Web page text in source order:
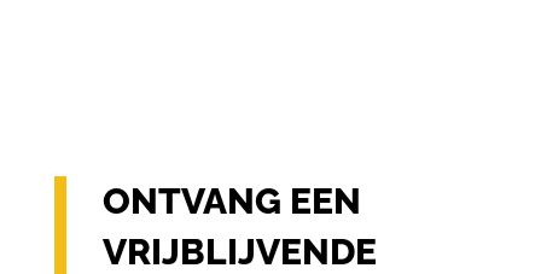
ONTVANG EEN
VRIJBLIJVENDE